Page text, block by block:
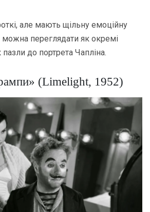
але мають щільну емоційну
можна переглядати як окремі
до портрета Чапліна.
(Limelight, 1952)